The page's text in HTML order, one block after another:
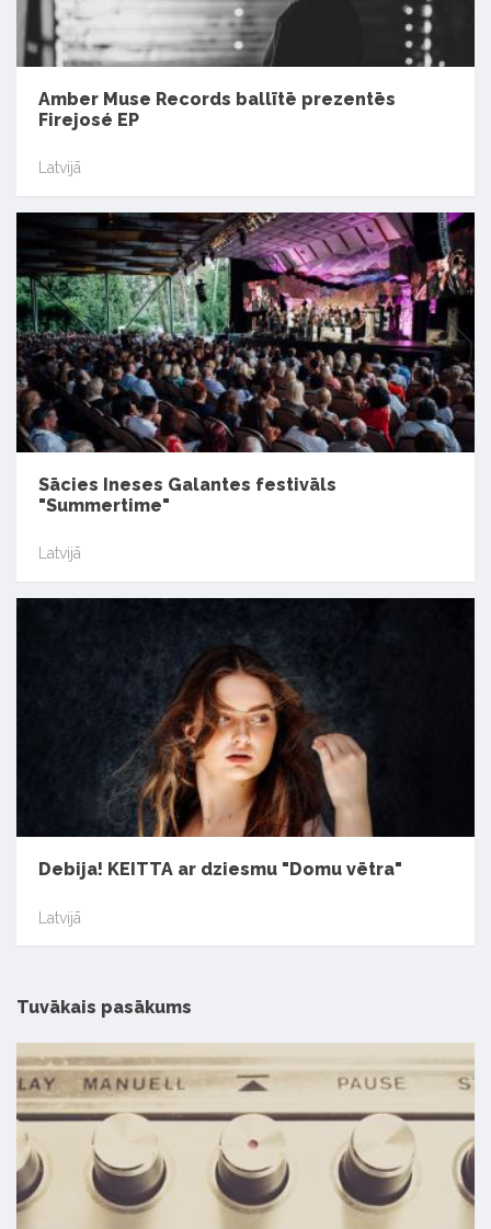
Amber Muse Records ballītē prezentēs
Firejosé EP
Latvijā
Sācies Ineses Galantes festivāls
"Summertime"
Latvijā
Debija! KEITTA ar dziesmu "Domu vētra"
Latvijā
Tuvākais pasākums